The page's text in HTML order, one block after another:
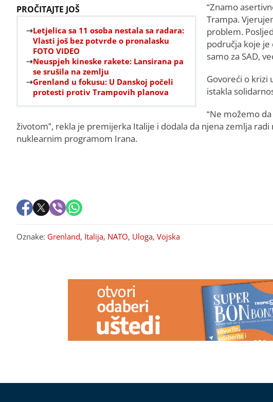
PROČITAJTE JOŠ
Letjelica sa 11 osoba nestala sa radara:
Vlasti još bez potvrde o pronalasku
FOTO VIDEO
Neuspjeh kineske rakete: Lansirana pa
se srušila na zemlju
Grenland u fokusu: U Danskoj počeli
protesti protiv Trampovih planova
“Znamo
Trampa.
problem.
područja koje je
samo za SAD,
Govoreći o krizi
istakla
“Ne možemo
životom”, rekla je premijerka Italije i dodala da njena zemlja
nuklearnim programom Irana.
Oznake: Grenland, Italija, NATO, Uloga, Vojska
Stanković STARIJI OD VJERENICE